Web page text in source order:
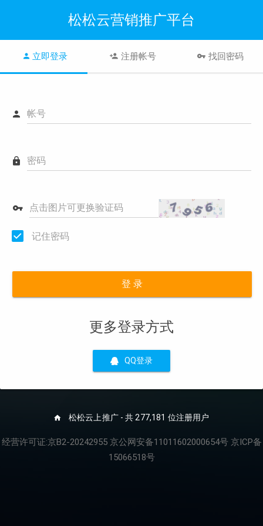
松松云营销推广平台
立即登录 注册帐号 找回密码
帐号
密码
点击图片可更换验证码
记住密码
登 录
更多登录方式
QQ登录
松松云上推广 - 共 277,181 位注册用户
经营许可证:京B2-20242955 京公网安备11011602000654号 京ICP备
15066518号